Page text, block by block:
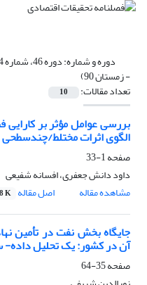
دوره و شماره:
- زمستان 90)
تعداد مقالات: 10
بررسی عوامل مؤثر بر کارایی
الگوی اثرات مختلط/چندسطحی
صفحه1-33
داود دانش جعفری، افسانه شفیعی
مشاهده مقاله
اصل مقاله K
جایگاه بخش نفت در تأمین
آن در کشور: یک تحلیل داده-
صفحه35-64